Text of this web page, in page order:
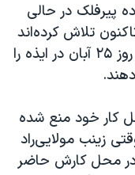
پیرفلک در حالی
تلاش کرده‌اند
شلیک با گلوله جنگی به معترضان در روز ۲۵ آبان در ایذه را
کار خود منع شده
زینب مولایی‌راد
در محل کارش حاضر